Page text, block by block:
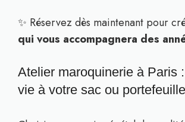
✨ Réservez dès maintenant pour
qui vous accompagnera des
Atelier maroquinerie à Paris
vie à votre sac ou portefeuille